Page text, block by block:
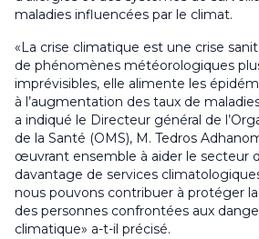
maladies influencées par le climat.
«La crise climatique est une crise
de phénomènes météorologiques
imprévisibles, elle alimente les
à l’augmentation des taux de
a indiqué le Directeur général de
de la Santé (OMS), M. Tedros
œuvrant ensemble à aider le secteur
davantage de services
nous pouvons contribuer à protéger
des personnes confrontées aux
climatique» a-t-il précisé.